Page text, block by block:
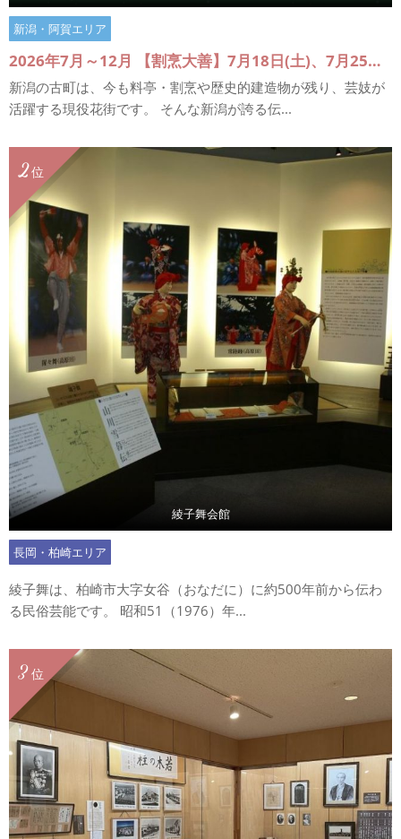
新潟・阿賀エリア
2026年7月～12月 【割烹大善】7月18日(土)、7月25日(土）、8月29日(土)、9月18日(金)、9月26日(土) 【割烹螢】8月22日(土)、9月19日(土)、10月24日(土)、11月14日(土)、12月11日(金) 【料亭一〆】10月3日(土)、10月10日(土)、10月31日(土)、11月21日(土)、12月5日(土)
新潟の古町は、今も料亭・割烹や歴史的建造物が残り、芸妓が
活躍する現役花街です。 そんな新潟が誇る伝...
位
2
綾子舞会館
長岡・柏崎エリア
綾子舞は、柏崎市大字女谷（おなだに）に約500年前から伝わ
る民俗芸能です。 昭和51（1976）年...
位
3